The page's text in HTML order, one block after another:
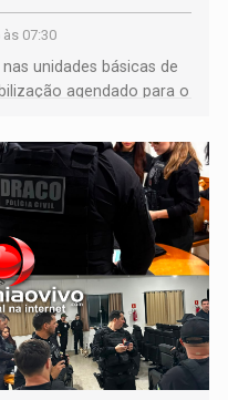
07:30
unidades básicas de
agendado para o